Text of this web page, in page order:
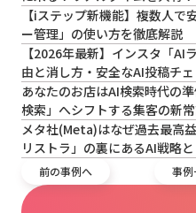
【iステップ新機能】複数人
ー管理」の使い方を徹底解説
【2026年最新】インスタ「
由と消し方・安全なAI投稿チ
あなたのお店はAI検索時代の
検索」へシフトする集客の新
メタ社(Meta)はなぜ過去最高
リストラ」の裏にあるAI戦略
前の事例へ 事例